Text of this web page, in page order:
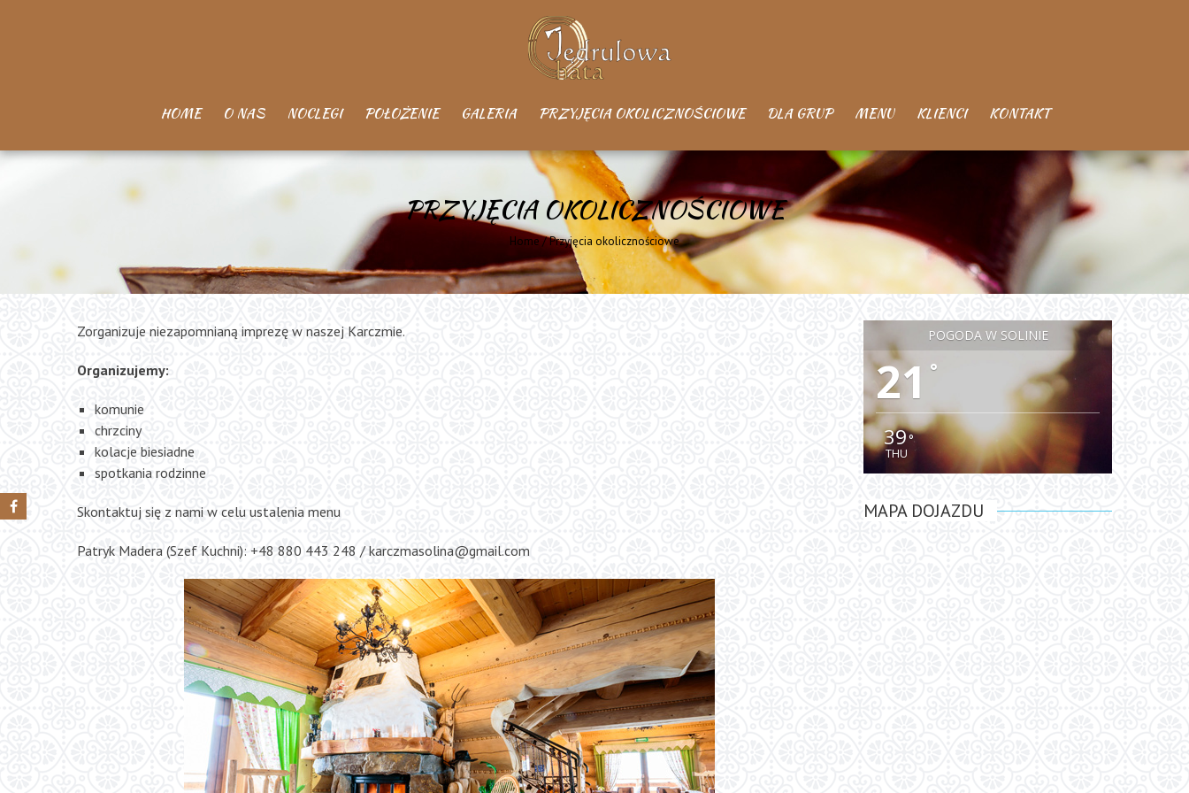
HOME O NAS NOCLEGI POŁOŻENIE GALERIA PRZYJĘCIA OKOLICZNOŚCIOWE DLA GRUP MENU KLIENCI KONTAKT
PRZYJĘCIA OKOLICZNOŚCIOWE
Home/Przyjęcia okolicznościowe
Zorganizuje niezapomnianą imprezę w naszej Karczmie.
Organizujemy:
komunie
chrzciny
kolacje biesiadne
spotkania rodzinne
Skontaktuj się z nami w celu ustalenia menu
Patryk Madera (Szef Kuchni): +48 880 443 248 / karczmasolina@gmail.com
POGODA W SOLINIE
21 °
39°
THU
MAPA DOJAZDU